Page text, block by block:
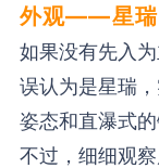
外观——星瑞
如果没有先入
误认为是星瑞
姿态和直瀑式
不过，细细观